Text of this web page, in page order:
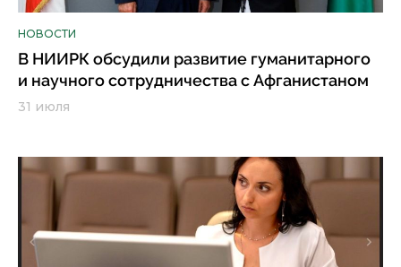
НОВОСТИ
В НИИРК обсудили развитие гуманитарного
и научного сотрудничества с Афганистаном
31 июля